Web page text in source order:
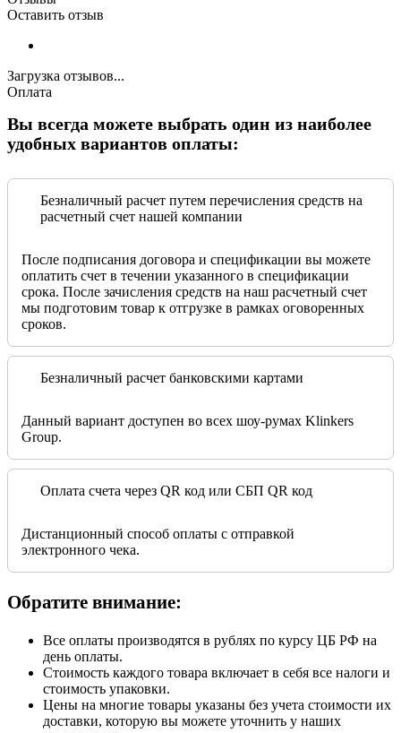
Оставить отзыв
Загрузка отзывов...
Оплата
Вы всегда можете выбрать один из наиболее
удобных вариантов оплаты:
Безналичный расчет путем перечисления средств на
расчетный счет нашей компании
После подписания договора и спецификации вы можете
оплатить счет в течении указанного в спецификации
срока. После зачисления средств на наш расчетный счет
мы подготовим товар к отгрузке в рамках оговоренных
сроков.
Безналичный расчет банковскими картами
Данный вариант доступен во всех шоу-румах Klinkers
Group.
Оплата счета через QR код или СБП QR код
Дистанционный способ оплаты с отправкой
электронного чека.
Обратите внимание:
Все оплаты производятся в рублях по курсу ЦБ РФ на
день оплаты.
Стоимость каждого товара включает в себя все налоги и
стоимость упаковки.
Цены на многие товары указаны без учета стоимости их
доставки, которую вы можете уточнить у наших